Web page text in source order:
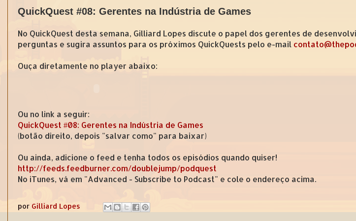
QuickQuest #08: Gerentes na Indústria de Games
No QuickQuest desta semana, Gilliard Lopes discute o papel dos gerentes de
perguntas e sugira assuntos para os próximos QuickQuests pelo e-mail
Ouça diretamente no player abaixo:
Ou no link a seguir:
QuickQuest #08: Gerentes na Indústria de Games
(botão direito, depois "salvar como" para baixar)
Ou ainda, adicione o feed e tenha todos os episódios quando quiser!
http://feeds.feedburner.com/doublejump/podquest
No iTunes, vá em "Advanced - Subscribe to Podcast" e cole o endereço acima.
por Gilliard Lopes